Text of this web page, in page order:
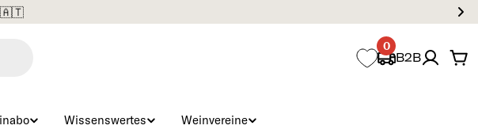
🇦🇹
0
B2B
Wissenswertes Weinvereine